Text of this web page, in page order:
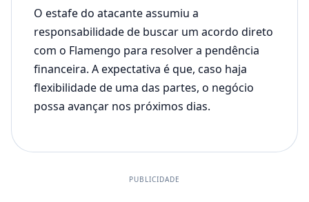
O estafe do atacante assumiu a
responsabilidade de buscar um acordo direto
com o Flamengo para resolver a pendência
financeira. A expectativa é que, caso haja
flexibilidade de uma das partes, o negócio
possa avançar nos próximos dias.
PUBLICIDADE